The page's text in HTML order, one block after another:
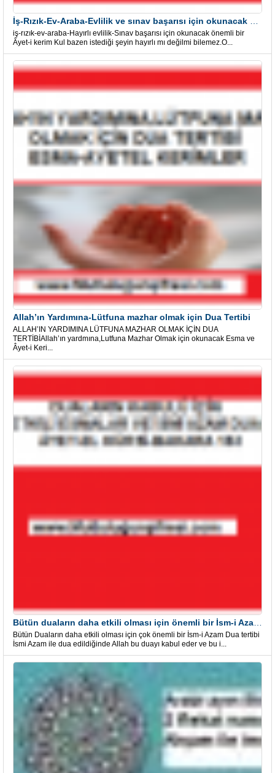
iş-rızık-ev-araba-Hayırlı evlilik-Sınav başarısı için okunacak önemli bir
Âyet-i kerim Kul bazen istediği şeyin hayırlı mı değilmi bilemez.O...
Allah’ın Yardımına-Lütfuna mazhar olmak için Dua Tertibi
ALLAH’IN YARDIMINA LÜTFUNA MAZHAR OLMAK İÇİN DUA
TERTİBİAllah’ın yardmına,Lutfuna Mazhar Olmak için okunacak Esma ve
Âyet-i Keri...
Bütün Duaların daha etkili olması için çok önemli bir İsm-i Azam Dua tertibi
İsmi Azam ile dua edildiğinde Allah bu duayı kabul eder ve bu i...